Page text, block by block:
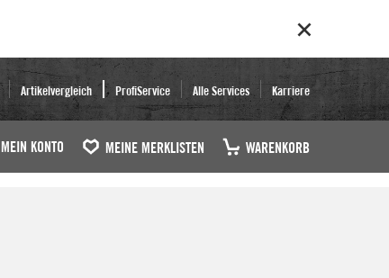
Artikelvergleich ProfiService Alle Services Karriere
MEIN KONTO MEINE MERKLISTEN WARENKORB